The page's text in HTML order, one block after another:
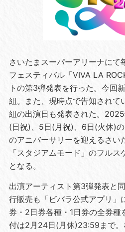
さいたまスーパーアリーナにて
フェスティバル「VIVA LA
トの第3弾発表を⾏った。今回
組。また、現時点で告知されて
組の出演⽇も発表された。
(⽇祝)、5⽇(⽉祝)、6⽇(⽕休)
のアニバーサリーを迎えるさい
「スタジアムモード」のフル
となる。
出演アーティスト第3弾発表と
⾏販売も「ビバラ公式アプリ」
券・2⽇券各種・1⽇券の全券種
付は2⽉24⽇(⽉休)23:59まで